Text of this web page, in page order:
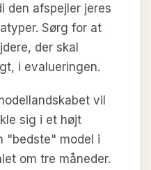
den afspejler jeres
Sørg for at
der skal
i evalueringen.
vil
sig i et højt
"bedste" model i
om tre måneder.